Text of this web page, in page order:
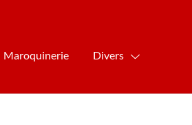
Maroquinerie Divers